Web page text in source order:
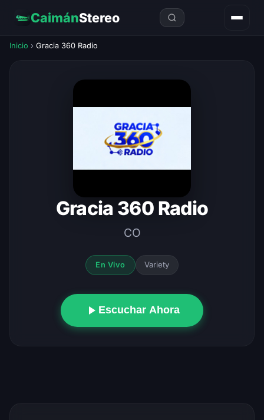
CaimánStereo
Inicio › Gracia 360 Radio
Gracia 360 Radio
CO
En Vivo Variety
Escuchar Ahora